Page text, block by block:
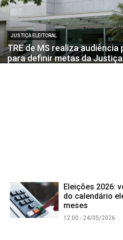
JUSTIÇA ELEITORAL
TRE de MS realiza audiência
para definir metas da
Eleições 2026:
do calendário
meses
12:00 - 24/05/2026